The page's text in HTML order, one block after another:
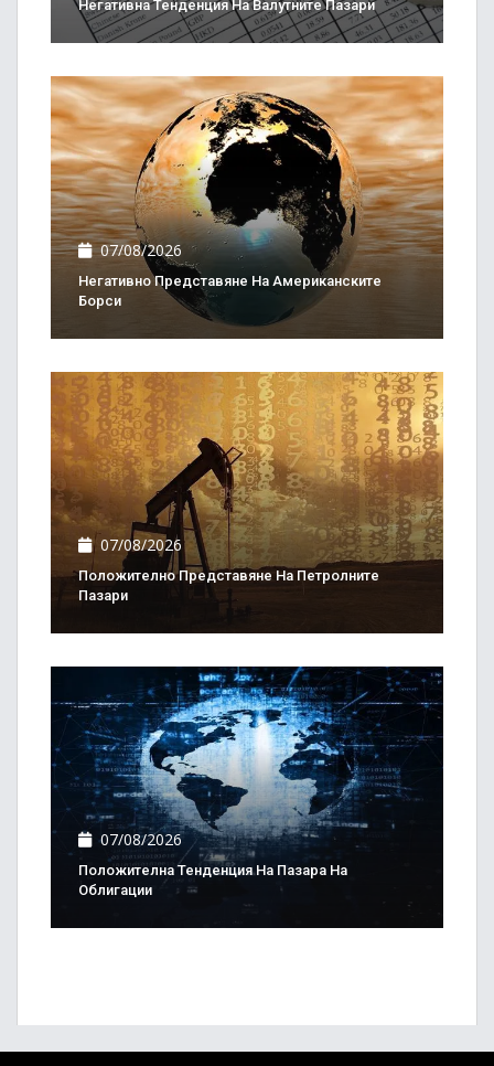
Негативна Тенденция На Валутните Пазари
07/08/2026
Негативно Представяне На Американските
Борси
07/08/2026
Положително Представяне На Петролните
Пазари
07/08/2026
Положителна Тенденция На Пазара На
Облигации